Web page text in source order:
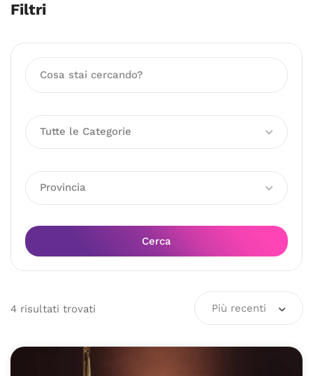
Filtri
Tutte le Categorie
Provincia
Cerca
4 risultati trovati Più recenti